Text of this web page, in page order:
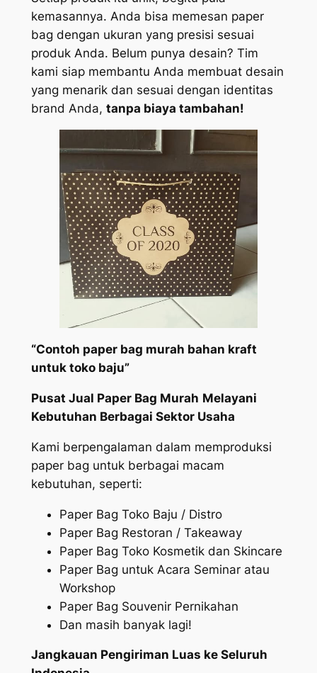
kemasannya. Anda bisa memesan paper
bag dengan ukuran yang presisi sesuai
produk Anda. Belum punya desain? Tim
kami siap membantu Anda membuat desain
yang menarik dan sesuai dengan identitas
brand Anda, tanpa biaya tambahan!
“Contoh paper bag murah bahan kraft
untuk toko baju”
Pusat Jual Paper Bag Murah Melayani
Kebutuhan Berbagai Sektor Usaha
Kami berpengalaman dalam memproduksi
paper bag untuk berbagai macam
kebutuhan, seperti:
Paper Bag Toko Baju / Distro
Paper Bag Restoran / Takeaway
Paper Bag Toko Kosmetik dan Skincare
Paper Bag untuk Acara Seminar atau
Workshop
Paper Bag Souvenir Pernikahan
Dan masih banyak lagi!
Jangkauan Pengiriman Luas ke Seluruh